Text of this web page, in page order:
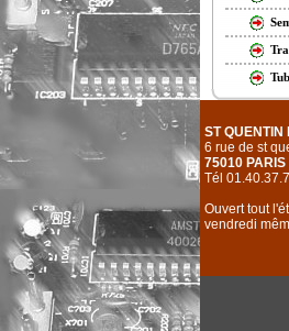
ST QUENTIN
6 rue de st
75010 PARIS
Tél
Ouvert tout
vendredi